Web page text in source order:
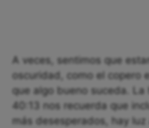
A veces, sentimos que
oscuridad, como el copero
que algo bueno suceda. La
40:13 nos recuerda que
más desesperados, hay